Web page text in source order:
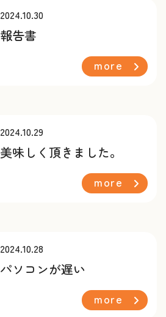
2024.10.30
報告書
more
2024.10.29
美味しく頂きました。
more
2024.10.28
パソコンが遅い
more